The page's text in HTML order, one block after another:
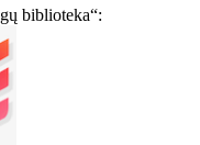
biblioteka“: